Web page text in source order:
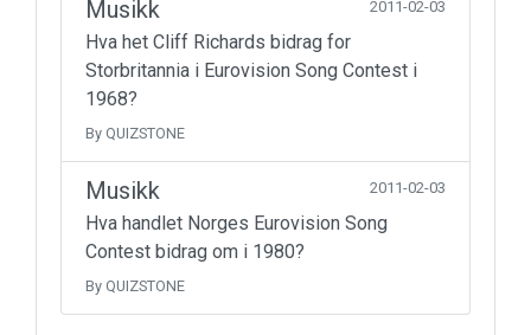
Musikk 2011-02-03
Hva het Cliff Richards bidrag for
Storbritannia i Eurovision Song Contest i
1968?
By QUIZSTONE
Musikk 2011-02-03
Hva handlet Norges Eurovision Song
Contest bidrag om i 1980?
By QUIZSTONE